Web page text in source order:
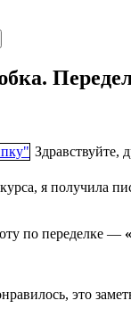
Здравствуйте,
я получила
по переделке —
это